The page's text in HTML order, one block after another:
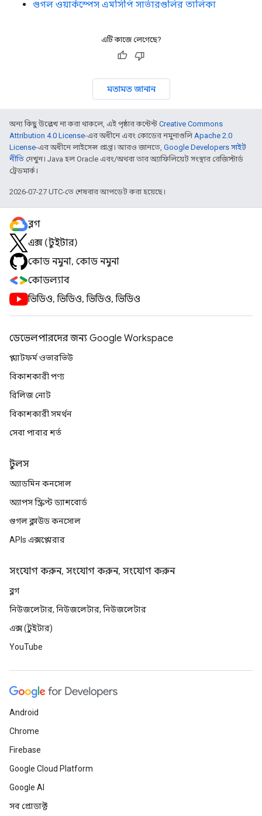
গুগল ওয়ার্কস্পেস এমসিপি সার্ভারগুলির তালিকা
এটি কাজে লেগেছে?
মতামত জানান
অন্য কিছু উল্লেখ না করা থাকলে, এই পৃষ্ঠার কন্টেন্ট Creative Commons
Attribution 4.0 License-এর অধীনে এবং কোডের নমুনাগুলিApache 2.0
License-এর অধীনে লাইসেন্স প্রাপ্ত। আরও জানতে, Google Developers সাইট
নীতি দেখুন। Java হল Oracle এবং/অথবা তার অ্যাফিলিয়েট সংস্থার রেজিস্টার্ড
ট্রেডমার্ক।
2026-07-27 UTC-তে শেষবার আপডেট করা হয়েছে।
ব্লগ
এক্স (টুইটার)
কোড নমুনা, কোড নমুনা
কোডল্যাব
ভিডিও, ভিডিও, ভিডিও, ভিডিও
ডেভেলপারদের জন্য Google Workspace
প্ল্যাটফর্ম ওভারভিউ
বিকাশকারী পণ্য
রিলিজ নোট
বিকাশকারী সমর্থন
সেবা পাবার শর্ত
টুলস
অ্যাডমিন কনসোল
অ্যাপস স্ক্রিপ্ট ড্যাশবোর্ড
গুগল ক্লাউড কনসোল
APIs এক্সপ্লোরার
সংযোগ করুন, সংযোগ করুন, সংযোগ করুন
ব্লগ
নিউজলেটার, নিউজলেটার, নিউজলেটার
এক্স (টুইটার)
YouTube
Android
Chrome
Firebase
Google Cloud Platform
Google AI
সব প্রোডাক্ট